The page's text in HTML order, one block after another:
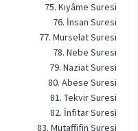
75. Kıyâme Suresi
76. İnsan Suresi
77. Murselat Suresi
78. Nebe Suresi
79. Naziat Suresi
80. Abese Suresi
81. Tekvir Suresi
82. İnfitar Suresi
83. Mutaffifin Suresi